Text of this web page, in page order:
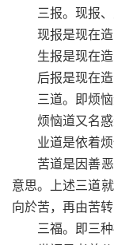
三报。现报、
现报是现在造
生报是现在造
后报是现在造
三道。即烦恼
烦恼道又名惑
业道是依着烦
苦道是因善恶
意思。上述三道
向於苦，再由苦
三福。即三种